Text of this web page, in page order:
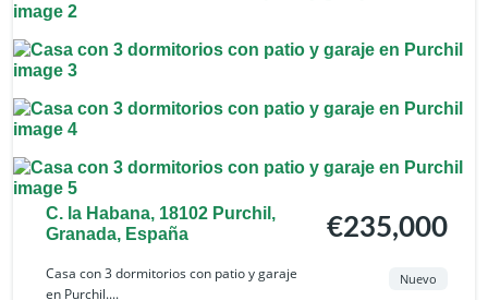
C. la Habana, 18102 Purchil,
Granada, España
Casa con 3 dormitorios con patio y garaje
en Purchil....
€235,000
Nuevo